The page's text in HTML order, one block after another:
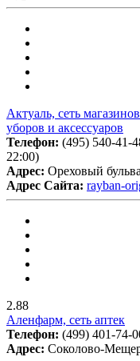
Актуаль, сеть
уборов и аксессуаров
Телефон: (495) 540-41-
22:00)
Адрес: Ореховый
Адрес Сайта: rayban-
2.88
Аленфарм, сеть аптек
Телефон: (499) 401-74-
Адрес: Соколово-